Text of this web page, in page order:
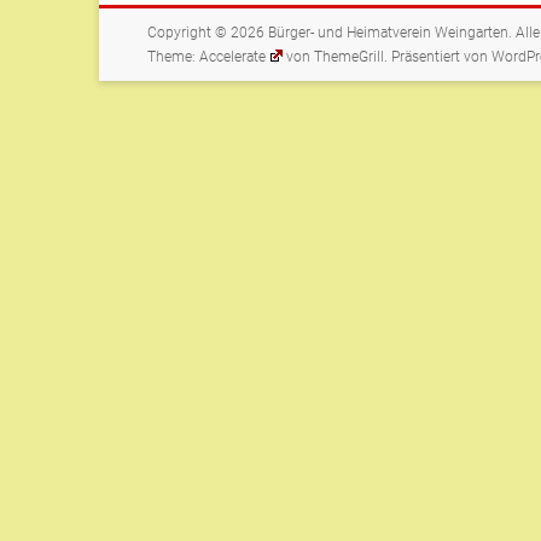
Copyright © 2026 Bürger- und Heimatverein Weingarten.
Theme: Accelerate von ThemeGrill. Präsentiert von